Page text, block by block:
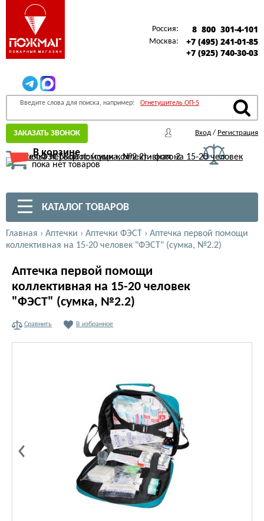
Россия: 8 800 301-4-101
Москва:
+7 (495) 241-01-85
+7 (925) 740-30-03
Введите слова для поиска, например: Огнетушитель ОП-5
ЗАКАЗАТЬ ЗВОНОК Вход / Регистрация
В корзине
пока нет товаров
КАТАЛОГ ТОВАРОВ
Главная › Аптечки › Аптечки ФЭСТ › Аптечка первой помощи
коллективная на 15-20 человек "ФЭСТ" (сумка, №2.2)
Аптечка первой помощи
коллективная на 15-20 человек
"ФЭСТ" (сумка, №2.2)
Сравнить В избранное